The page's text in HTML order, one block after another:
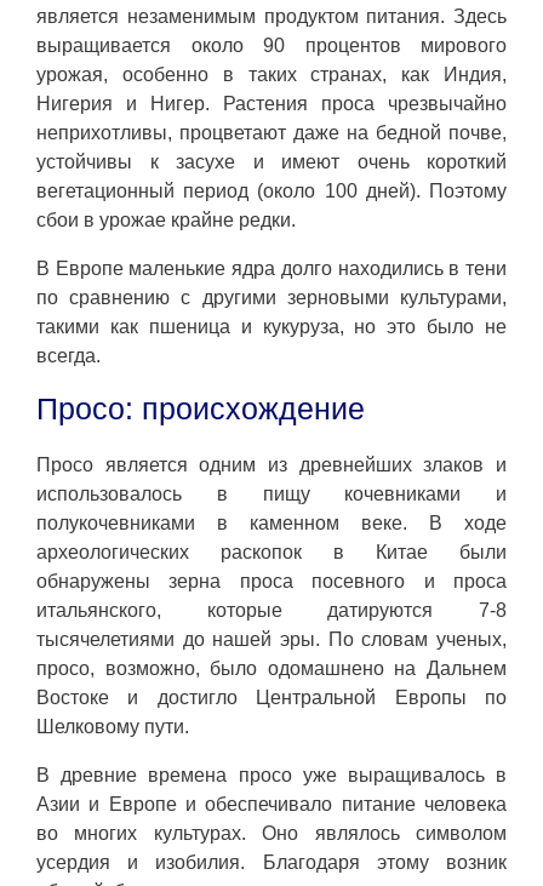
является незаменимым продуктом питания. Здесь
выращивается около 90 процентов мирового
урожая, особенно в таких странах, как Индия,
Нигерия и Нигер. Растения проса чрезвычайно
неприхотливы, процветают даже на бедной почве,
устойчивы к засухе и имеют очень короткий
вегетационный период (около 100 дней). Поэтому
сбои в урожае крайне редки.
В Европе маленькие ядра долго находились в тени
по сравнению с другими зерновыми культурами,
такими как пшеница и кукуруза, но это было не
всегда.
Просо: происхождение
Просо является одним из древнейших злаков и
использовалось в пищу кочевниками и
полукочевниками в каменном веке. В ходе
археологических раскопок в Китае были
обнаружены зерна проса посевного и проса
итальянского, которые датируются 7-8
тысячелетиями до нашей эры. По словам ученых,
просо, возможно, было одомашнено на Дальнем
Востоке и достигло Центральной Европы по
Шелковому пути.
В древние времена просо уже выращивалось в
Азии и Европе и обеспечивало питание человека
во многих культурах. Оно являлось символом
усердия и изобилия. Благодаря этому возник